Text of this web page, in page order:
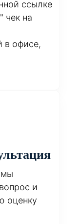
ссылке
чек на
в офисе,
мы
и
оценку